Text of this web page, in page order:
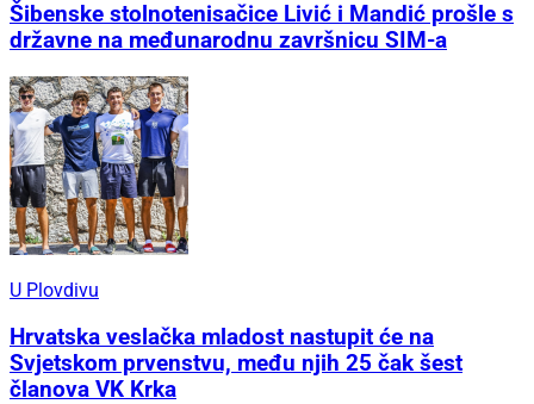
Šibenske stolnotenisačice Livić i Mandić prošle s
državne na međunarodnu završnicu SIM-a
U Plovdivu
Hrvatska veslačka mladost nastupit će na
Svjetskom prvenstvu, među njih 25 čak šest
članova VK Krka